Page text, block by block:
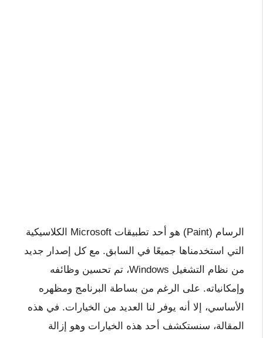
الرسام (Paint) هو أحد تطبيقات Microsoft الكلاسيكية
التي استخدمناها جميعًا في السابق. مع كل إصدار جديد
من نظام التشغيل Windows، تم تحسين وظائفه
وإمكانياته. على الرغم من بساطة البرنامج ومظهره
الأساسي، إلا أنه يوفر لنا العديد من الخيارات. في هذه
المقالة، سنستكشف أحد هذه الخيارات وهو إزالة